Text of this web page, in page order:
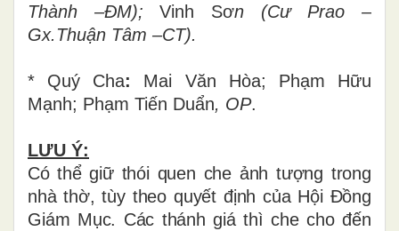
Thành –ĐM);Vinh Sơn (Cư Prao –
Gx.Thuận Tâm –CT).
* Quý Cha: Mai Văn Hòa;
Phạm Hữu
Mạnh; Phạm Tiến Duẩn, OP.
LƯU Ý:
Có thể giữ thói quen che ảnh tượng trong
nhà thờ, tùy theo quyết định của Hội Đồng
Giám Mục. Các thánh giá thì che cho đến